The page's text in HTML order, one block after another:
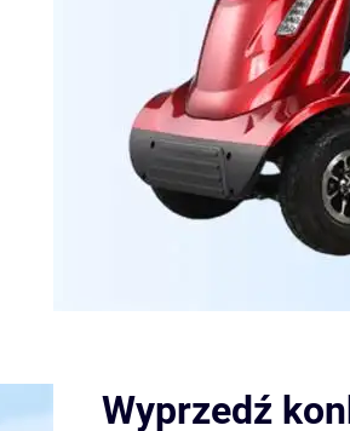
Wyprzedź